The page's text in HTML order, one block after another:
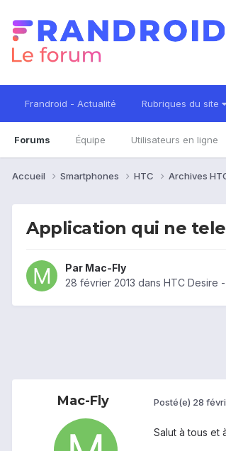
Frandroid - Actualité Rubriques du site
Forums Équipe Utilisateurs en ligne
Accueil Smartphones HTC Archives
Application qui ne
Par Mac-Fly
28 février 2013 dans HTC Desire
Mac-Fly Posté(e) 28
Salut à tous et